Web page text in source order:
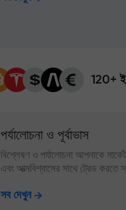
120+
পর্যালোচনা ও পূর্বাভাস
বিশ্লেষণ ও পর্যালোচনা আপনাকে
এবং আত্মবিশ্বাসের সাথে ট্রেড করতে
সব দেখুন